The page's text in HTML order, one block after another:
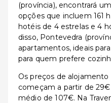
(província), encontrará
opções que incluem 161
hotéis de 4 estrelas e 4
disso, Pontevedra
apartamentos, ideais
para quem prefere
Os preços de
começam a partir de
médio de 107€. Na